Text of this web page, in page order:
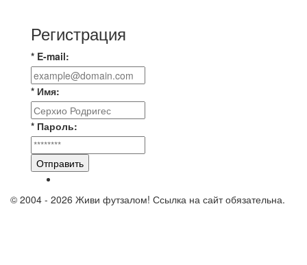
Регистрация
* E-mail:
* Имя:
* Пароль:
Отправить
© 2004 - 2026 Живи футзалом! Ссылка на сайт обязательна.